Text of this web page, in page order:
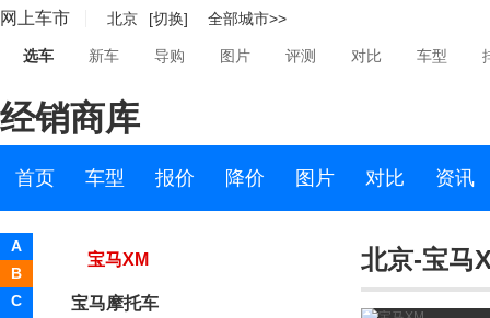
网上车市 北京 [切换] 全部城市>>
选车 新车 导购 图片 评测 对比 车型
经销商库
首页 车型 报价 降价 图片 对比 资讯
A
B
C
宝马X3 M
宝马X7 M
宝马X4 M
宝马XM
宝马摩托车
北京-宝马